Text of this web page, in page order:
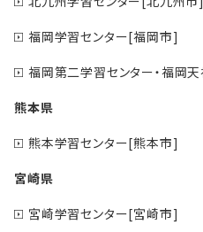
福岡学習センター[福岡市]
福岡第二学習センター・福岡
熊本県
熊本学習センター[熊本市]
宮崎県
宮崎学習センター[宮崎市]